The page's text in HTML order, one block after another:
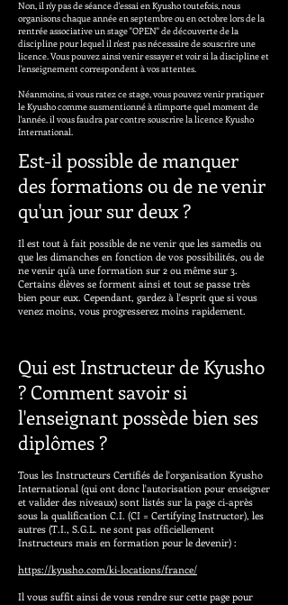
Non, il n'y pas de séance d'essai en Kyusho toutefois, nous
organisons chaque année en septembre ou en octobre lors de la
rentrée associative un stage "OPEN" de découverte de la
discipline pour lequel il n'est pas nécessaire de souscrire une
licence. Vous pouvez ainsi venir essayer et voir si la discipline et
l'enseignement correspondent à vos attentes.
Néanmoins, si vous ratez ce stage, vous pouvez venir pratiquer
le Kyusho comme susmentionné à n'importe quel moment de
l'année. il vous faudra par contre souscrire la licence Kyusho
International.
Est-il possible de manquer
des formations ou de ne venir
qu'un jour sur deux ?
Il est tout à fait possible de ne venir que les samedis ou
que les dimanches en fonction de vos possibilités, ou de
ne venir qu'à une formation sur 2 ou même sur 3.
Certains élèves se forment ainsi et tout se passe très
bien pour eux. Cependant, gardez à l'esprit que si vous
venez moins, vous progresserez moins rapidement.
Qui est Instructeur de Kyusho
? Comment savoir si
l'enseignant possède bien ses
diplômes ?
Tous les Instructeurs Certifiés de l'organisation Kyusho
International (qui ont donc l'autorisation pour enseigner
et valider des niveaux) sont listés sur la page ci-après
sous la qualification C.I. (CI = Certifying Instructor), les
autres (T.I., S.G.L. ne sont pas officiellement
Instructeurs mais en formation pour le devenir) :
https://kyusho.com/ki-locations/france/
Il vous suffit ainsi de vous rendre sur cette page pour